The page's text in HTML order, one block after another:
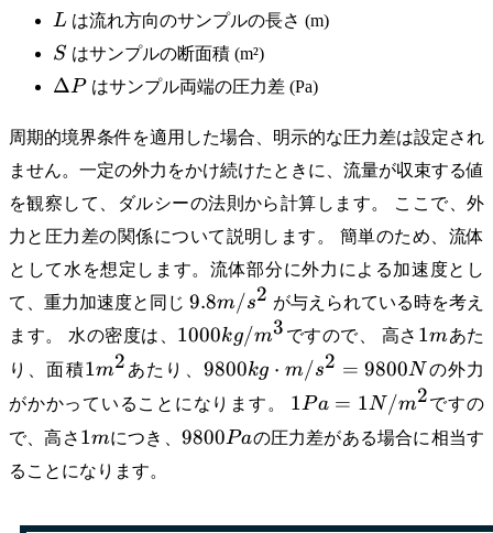
L
L は流れ方向のサンプルの長さ (m)
S
S はサンプルの断面積 (m²)
\Delta
ΔPはサンプル両端の圧力差 (Pa)
周期的境界条件を適用した場合、明示的な圧力差は設定され
ません。一定の外力をかけ続けたときに、流量が収束する値
を観察して、ダルシーの法則から計算します。 ここで、外
力と圧力差の関係について説明します。 簡単のため、流体
として水を想定します。流体部分に外力による加速度とし
て、重力加速度と同じ 9.8
m/s^2
9.8m/s2 が与えられている時を考え
ます。 水の密度は、 1000
kg/m^3
1000kg/m3 ですので、 高さ 1
m
1mあた
り、面積1
1m2 あたり、 9800
kg
\cdot
m/s^2
9800kg ⋅ m/s2 = 9800N の外力
がかかっていることになります。 1
Pa
= 1
1Pa = 1N/m2ですの
で、高さ 1
m
1mにつき、 9800
9800Paの圧力差がある場合に相当す
ることになります。